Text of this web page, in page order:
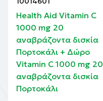
Health Aid Vitamin C
1000 mg 20
αναβράζοντα δισκία
Πορτοκάλι + Δώρο
Vitamin C 1000 mg 20
αναβράζοντα δισκία
Πορτοκάλι